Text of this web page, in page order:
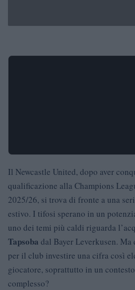
Il Newcastle United, dopo aver
qualificazione alla Champions
2025/26, si trova di fronte a una
estivo. I tifosi sperano in un
uno dei temi più caldi riguarda
Tapsoba dal Bayer Leverkusen.
per il club investire una cifra così
giocatore, soprattutto in un
complesso?